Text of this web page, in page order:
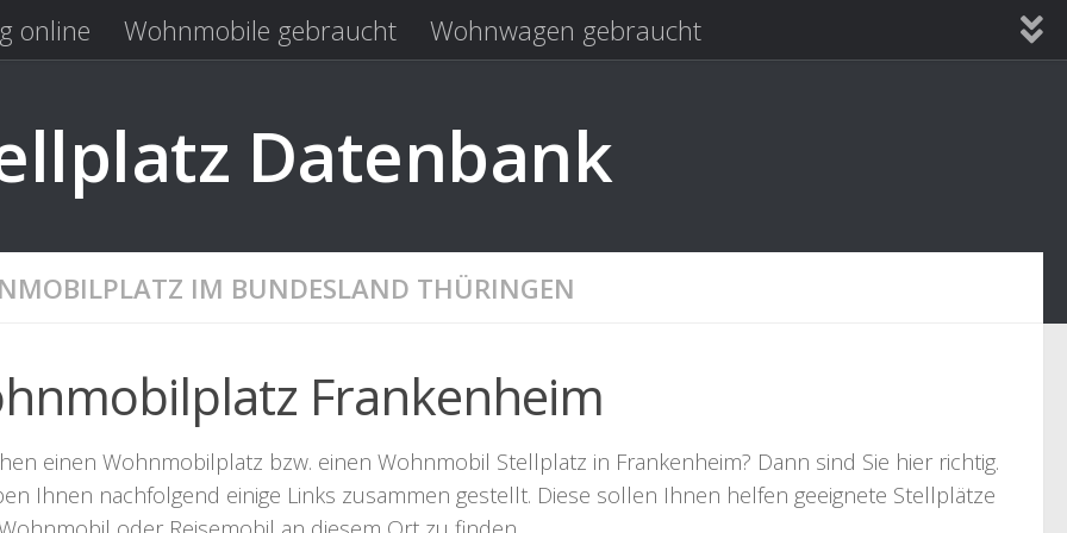
online Wohnmobile gebraucht
Wohnwagen gebraucht
Datenbank
IM BUNDESLAND THÜRINGEN
Frankenheim
einen Wohnmobilplatz bzw. einen Wohnmobil Stellplatz in Frankenheim? Dann sind Sie hier richtig.
Ihnen nachfolgend einige Links zusammen gestellt. Diese sollen Ihnen helfen geeignete Stellplätze